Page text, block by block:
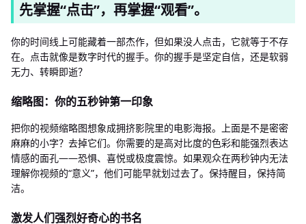
先掌握“点击”，再掌握“观看”。
你的时间线上可能藏着一部杰作，但如果没人点击，它就等于不存
在。点击就像是数字时代的握手。你的握手是坚定自信，还是软弱
无力、转瞬即逝？
缩略图：你的五秒钟第一印象
把你的视频缩略图想象成拥挤影院里的电影海报。上面是不是密密
麻麻的小字？去掉它们。你需要的是高对比度的色彩和能强烈表达
情感的面孔——恐惧、喜悦或极度震惊。如果观众在两秒钟内无法
理解你视频的“意义”，他们可能早就划过去了。保持醒目，保持简
洁。
激发人们强烈好奇​​心的书名